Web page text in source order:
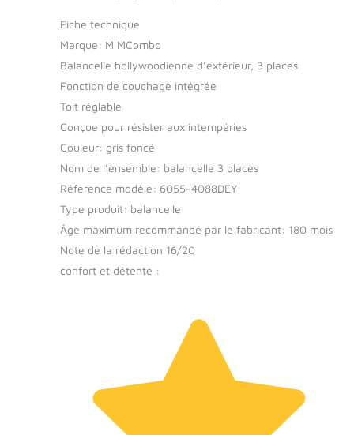
Fiche technique
Marque: M MCombo
Balancelle hollywoodienne d’extérieur, 3 places
Fonction de couchage intégrée
Toit réglable
Conçue pour résister aux intempéries
Couleur: gris foncé
Nom de l’ensemble: balancelle 3 places
Référence modèle: 6055-4088DEY
Type produit: balancelle
Âge maximum recommandé par le fabricant: 180 mois
Note de la rédaction 16/20
confort et détente :